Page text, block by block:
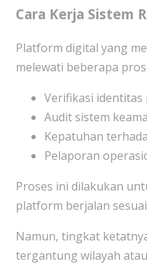
Cara Kerja Sistem
Platform digital yang
melewati beberapa
Verifikasi identitas
Audit sistem
Kepatuhan
Pelaporan
Proses ini dilakukan
platform berjalan
Namun, tingkat
tergantung wilayah